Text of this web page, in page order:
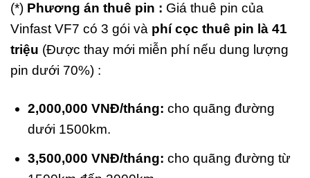
(*) Phương án thuê pin : Giá thuê pin của
Vinfast VF7 có 3 gói và phí cọc thuê pin là 41
triệu (Được thay mới miễn phí nếu dung lượng
pin dưới 70%) :
2,000,000 VNĐ/tháng: cho quãng đường
dưới 1500km.
3,500,000 VNĐ/tháng: cho quãng đường từ